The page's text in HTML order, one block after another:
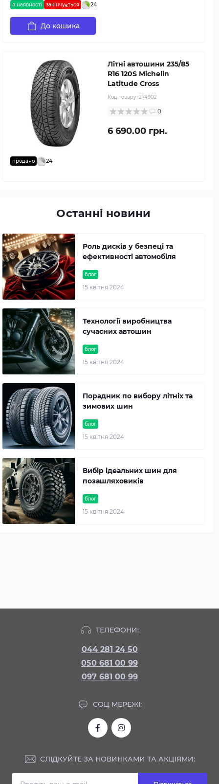
в наявності закінчується 24
До кошика
продано 24
Літні автошини 235/85
R16 120S Michelin
Latitude Cross
Код товару: 274902
0
6 690.00 грн.
Останні новини
блог
15 квітня 2024
Роль дисків у безпеці та
ефективності автомобіля
блог
15 квітня 2024
Технології виробництва
сучасних автошин
блог
15 квітня 2024
Порадник по вибору літніх та
зимових шин
блог
15 квітня 2024
Вибір ідеальних шин для
позашляховиків
ТЕЛЕФОНИ:
044 281 24 50
050 681 00 99
097 681 00 99
СОЦ МЕРЕЖІ:
СЛІДКУЙТЕ ЗА НОВИНКАМИ ТА АКЦІЯМИ: